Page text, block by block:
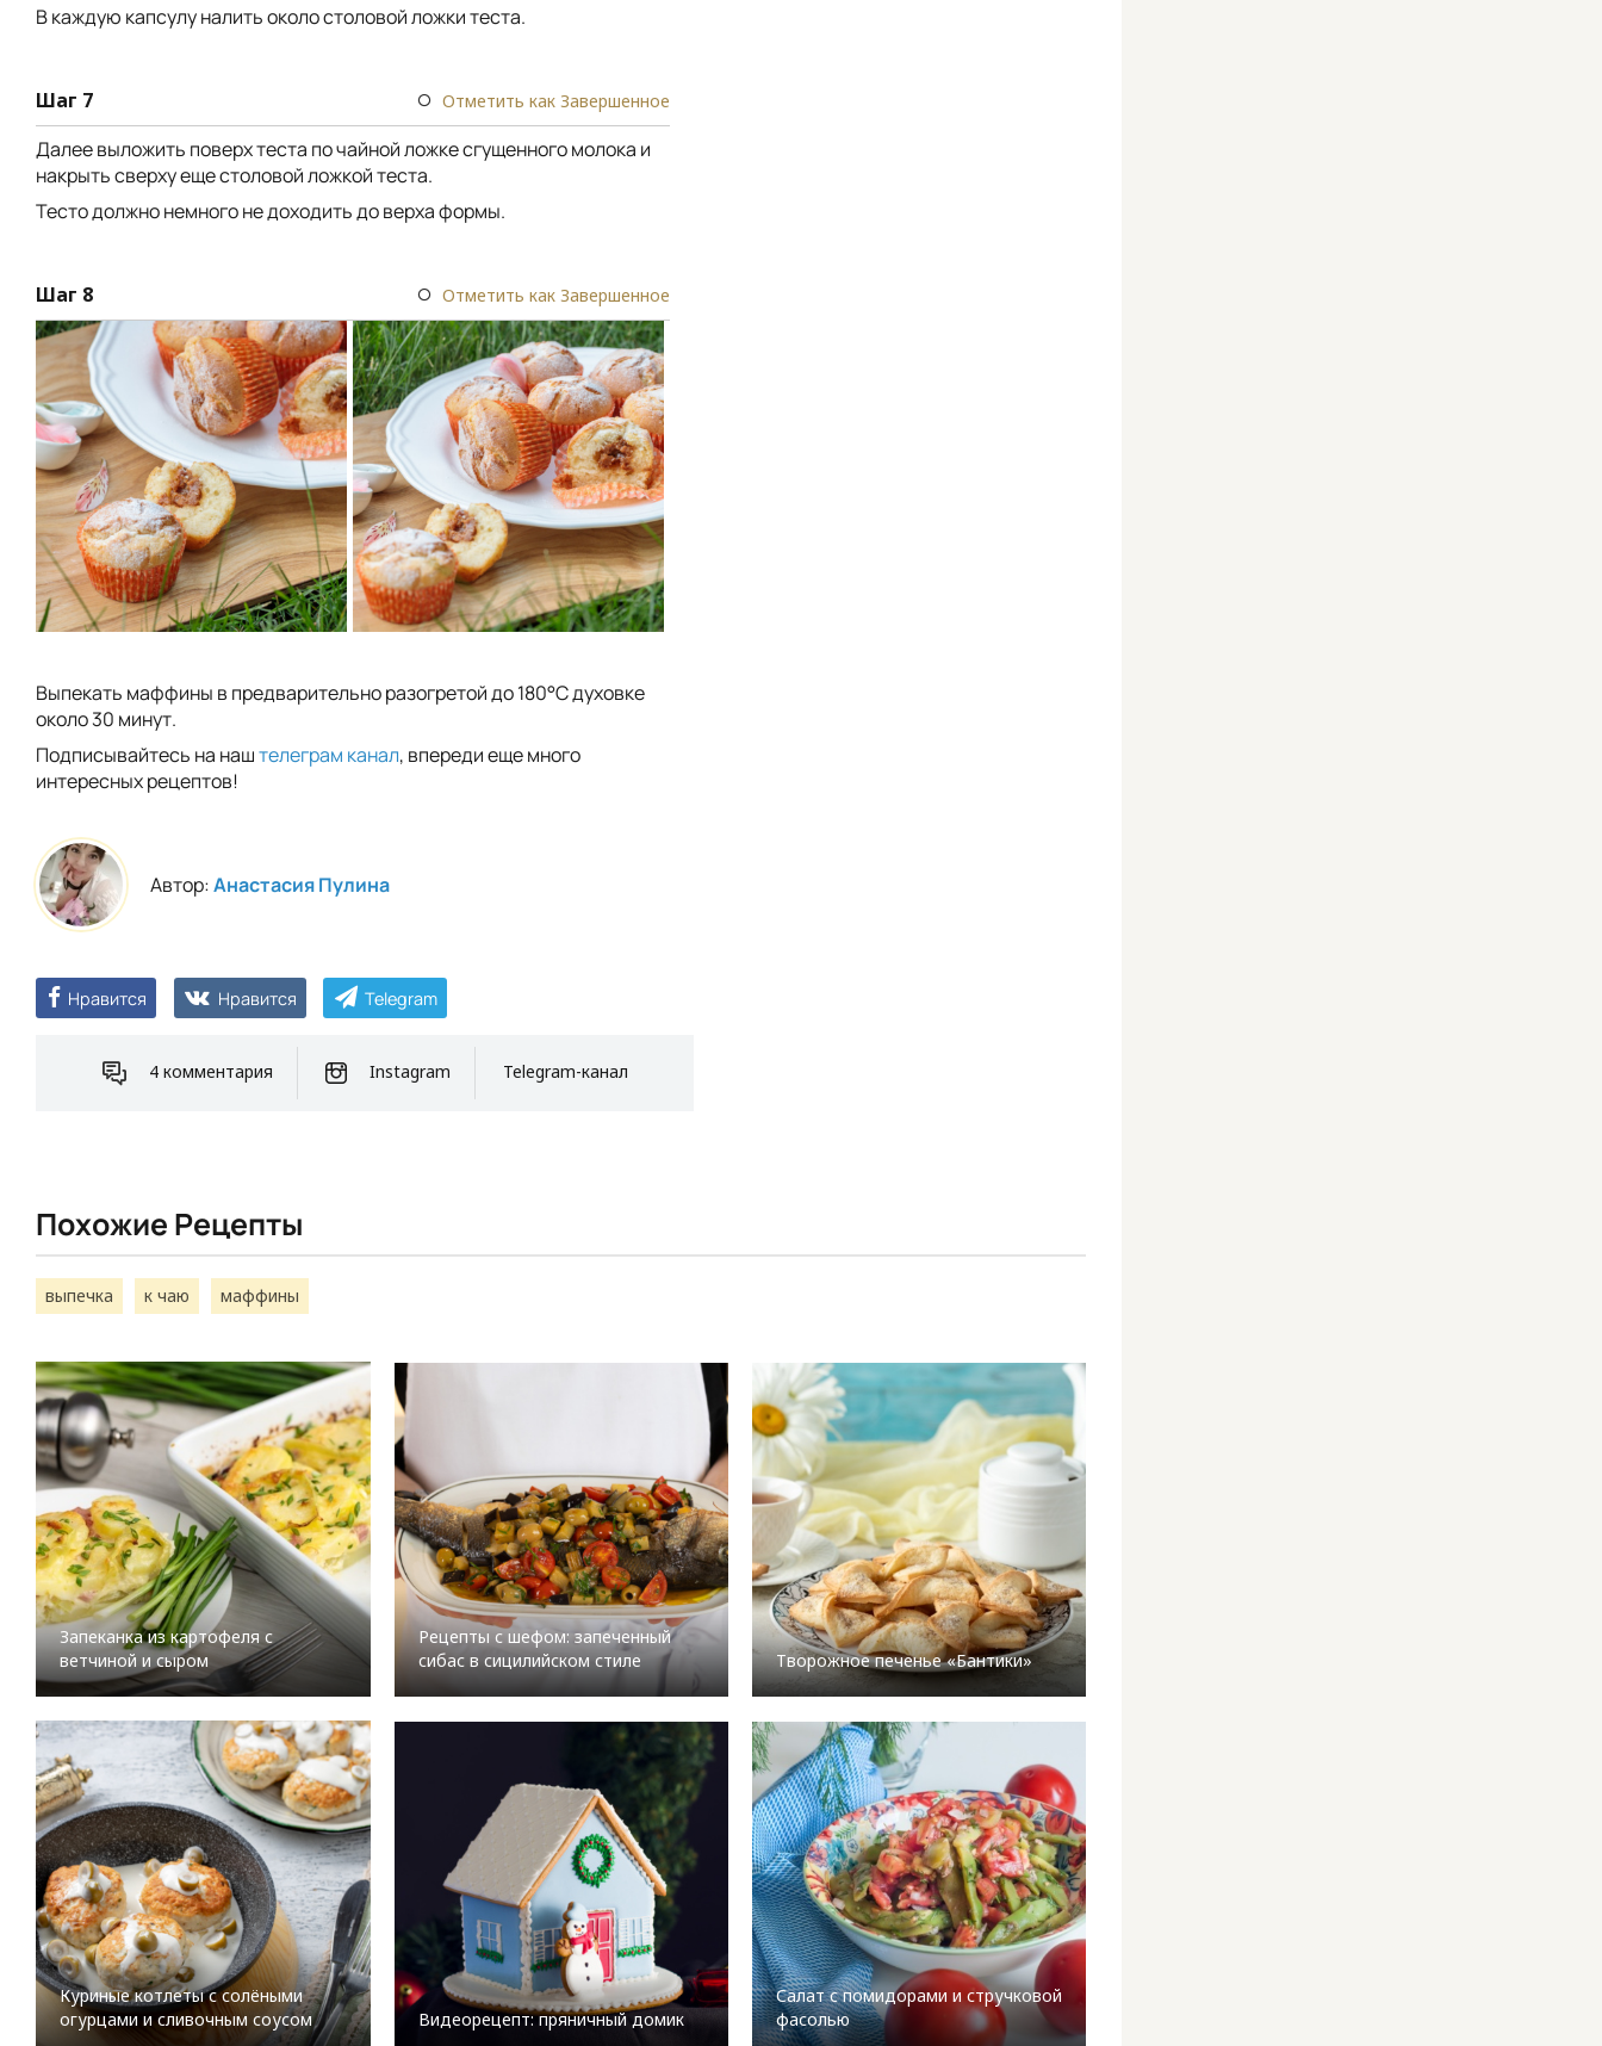
В каждую капсулу налить около столовой ложки теста.
Шаг 7 Отметить как Завершенное
Далее выложить поверх теста по чайной ложке сгущенного молока и
накрыть сверху еще столовой ложкой теста.
Тесто должно немного не доходить до верха формы.
Шаг 8 Отметить как Завершенное
Выпекать маффины в предварительно разогретой до 180°С духовке
около 30 минут.
Подписывайтесь на наштелеграм канал, впереди еще много
интересных рецептов!
Автор:Анастасия Пулина
Нравится Нравится Telegram
4 комментария Instagram Telegram-канал
Похожие Рецепты
выпечка к чаю маффины
Запеканка из картофеля с
ветчиной и сыром
Рецепты с шефом: запеченный
сибас в сицилийском стиле
Творожное печенье «Бантики»
Куриные котлеты с солёными
огурцами и сливочным соусом
Видеорецепт: пряничный домик
Салат с помидорами и стручковой
фасолью